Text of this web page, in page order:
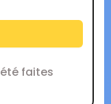
faites